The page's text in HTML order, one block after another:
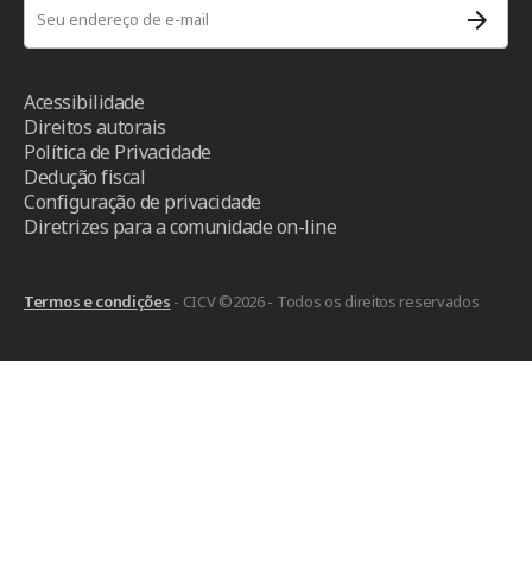
Acessibilidade
Direitos autorais
Política de Privacidade
Dedução fiscal
Configuração de privacidade
Diretrizes para a comunidade on-line
Termos e condições - CICV ©2026 - Todos os direitos reservados